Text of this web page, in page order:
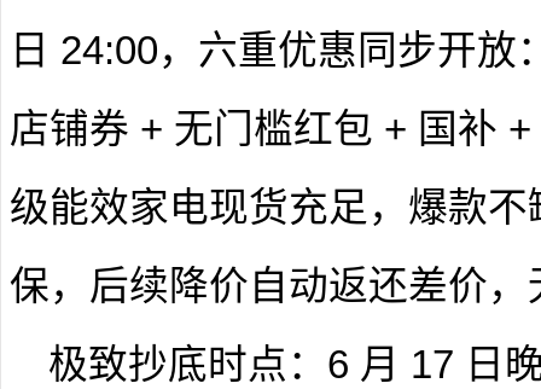
日 24:00，六重优惠同步开放
店铺券 + 无门槛红包 + 国补
级能效家电现货充足，爆款
保，后续降价自动返还差价
极致抄底时点 ：6 月 17 日